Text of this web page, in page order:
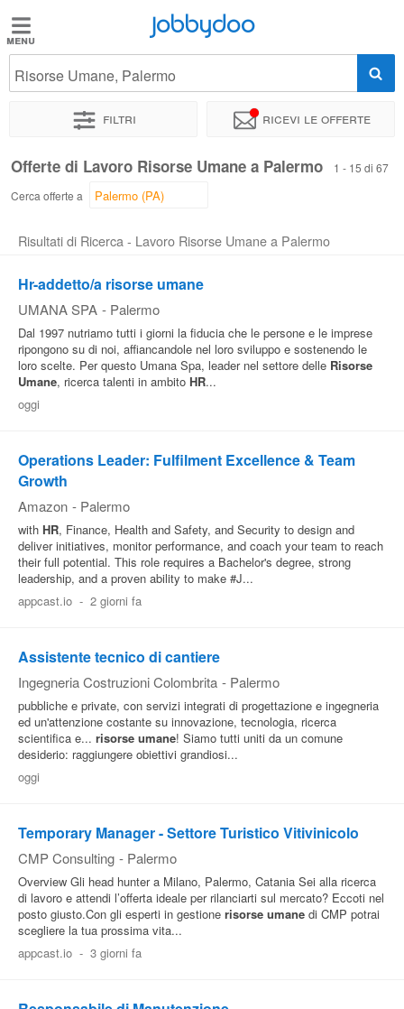
Jobbydoo
Offerte
Stipendi
Elenco
professioni
Blog
Offerte
Area
Aziende
Jobbydoo
Risorse Umane, Palermo
Filtri Ricevi le offerte
Offerte di Lavoro Risorse Umane a Palermo
1 - 15 di 67
Cerca offerte a
Risultati di Ricerca - Lavoro Risorse Umane a Palermo
Hr-addetto/a risorse umane
UMANA SPA - Palermo
Dal 1997 nutriamo tutti i giorni la fiducia che le persone e le imprese
ripongono su di noi, affiancandole nel loro sviluppo e sostenendo le
loro scelte. Per questo Umana Spa, leader nel settore delle Risorse
Umane, ricerca talenti in ambito HR...
oggi
Operations Leader: Fulfilment Excellence & Team
Growth
Amazon - Palermo
with HR, Finance, Health and Safety, and Security to design and
deliver initiatives, monitor performance, and coach your team to reach
their full potential. This role requires a Bachelor's degree, strong
leadership, and a proven ability to make #J...
appcast.io - 2 giorni fa
Assistente tecnico di cantiere
Ingegneria Costruzioni Colombrita - Palermo
pubbliche e private, con servizi integrati di progettazione e ingegneria
ed un'attenzione costante su innovazione, tecnologia, ricerca
scientifica e... risorse umane! Siamo tutti uniti da un comune
desiderio: raggiungere obiettivi grandiosi...
oggi
Temporary Manager - Settore Turistico Vitivinicolo
CMP Consulting - Palermo
Overview Gli head hunter a Milano, Palermo, Catania Sei alla ricerca
di lavoro e attendi l’offerta ideale per rilanciarti sul mercato? Eccoti nel
posto giusto.Con gli esperti in gestione risorse umane di CMP potrai
scegliere la tua prossima vita...
appcast.io - 3 giorni fa